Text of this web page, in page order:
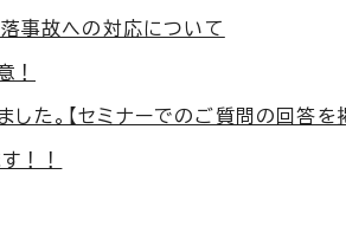
事故への対応について
！
。【セミナーでのご質問の回答を掲
！！